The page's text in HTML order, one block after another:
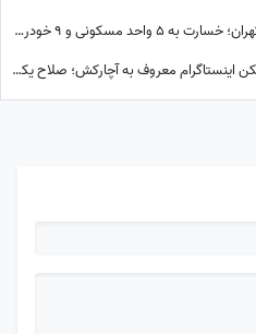
جزئیات سقوط مرگبار جرثقیل در قلب تهران؛ خسارت به 5 واحد مسکونی و 9 خودرو + فیلم
فیلم | شوک به دنبال‌کنندگان قولنچ‌شکن اینستاگرام معروف به آچارکش؛ صلاح یکتا در کلینیکش دستگیر شد!